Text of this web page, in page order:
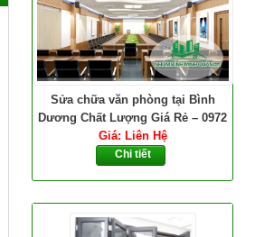
Sửa chữa văn phòng tại Bình
Dương Chất Lượng Giá Rẻ – 0972
134 785
Giá: Liên Hệ
Chi tiết